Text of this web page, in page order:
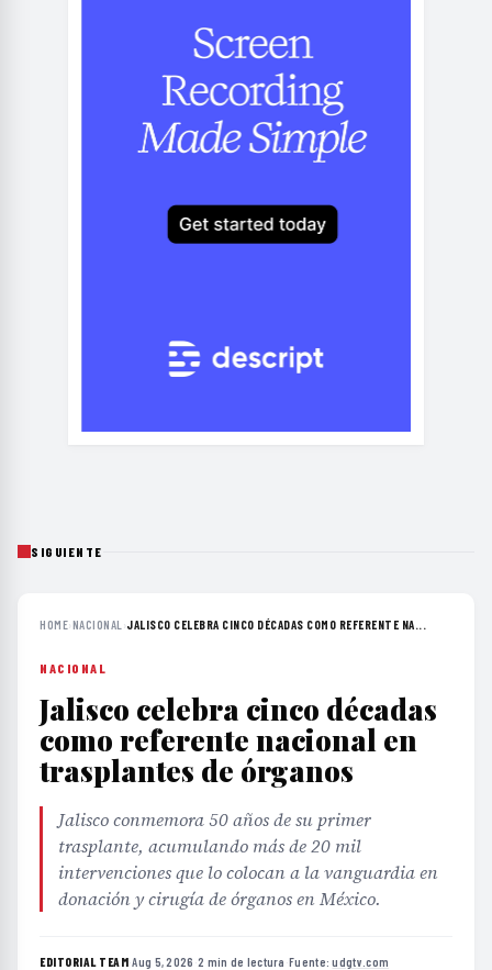
SIGUIENTE
HOME›NACIONAL ›JALISCO CELEBRA CINCO DÉCADAS COMO REFERENTE NA...
NACIONAL
Jalisco celebra cinco décadas
como referente nacional en
trasplantes de órganos
Jalisco conmemora 50 años de su primer
trasplante, acumulando más de 20 mil
intervenciones que lo colocan a la vanguardia en
donación y cirugía de órganos en México.
EDITORIAL TEAM·Aug 5, 2026 ·2 min de lectura ·Fuente:udgtv.com